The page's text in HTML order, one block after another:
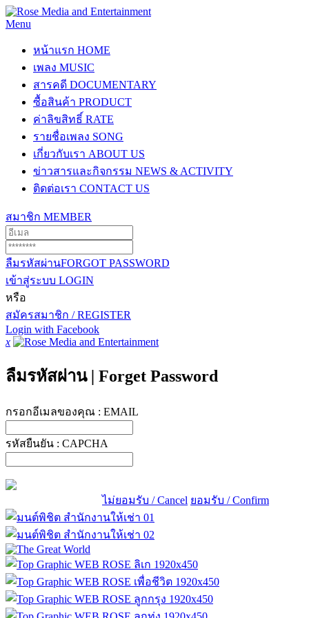
Menu
หน้าแรก HOME
เพลง MUSIC
สารคดี DOCUMENTARY
ซื้อสินค้า PRODUCT
ค่าลิขสิทธิ์ RATE
รายชื่อเพลง SONG
เกี่ยวกับเรา ABOUT US
ข่าวสารและกิจกรรม NEWS & ACTIVITY
ติดต่อเรา CONTACT US
สมาชิก MEMBER
ลืมรหัสผ่านFORGOT PASSWORD
เข้าสู่ระบบ LOGIN
หรือ
สมัครสมาชิก / REGISTER
Login with Facebook
x
ลืมรหัสผ่าน | Forget Password
กรอกอีเมลของคุณ : EMAIL
รหัสยืนยัน : CAPCHA
ไม่ยอมรับ / Cancel ยอมรับ / Confirm